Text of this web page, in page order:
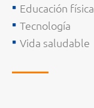
Educación física
Tecnología
Vida saludable